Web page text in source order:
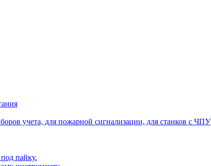
учета, для пожарной сигнализации, для станков с ЧПУ
пайку.